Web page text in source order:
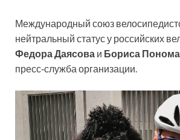
Международный союз
нейтральный статус у российских
Федора Даясова и Бориса
пресс‑служба организации.